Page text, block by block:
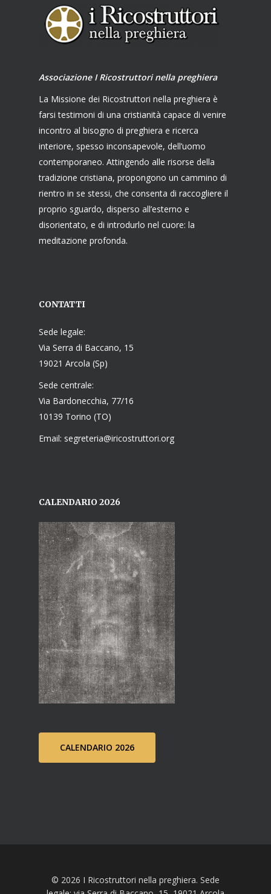
Associazione I Ricostruttori nella preghiera
La Missione dei Ricostruttori nella preghiera è
farsi testimoni di una cristianità capace di venire
incontro al bisogno di preghiera e ricerca
interiore, spesso inconsapevole, dell’uomo
contemporaneo. Attingendo alle risorse della
tradizione cristiana, propongono un cammino di
rientro in se stessi, che consenta di raccogliere il
proprio sguardo, disperso all’esterno e
disorientato, e di introdurlo nel cuore: la
meditazione profonda.
CONTATTI
Sede legale:
Via Serra di Baccano, 15
19021 Arcola (Sp)
Sede centrale:
Via Bardonecchia, 77/16
10139 Torino (TO)
Email: segreteria@iricostruttori.org
CALENDARIO 2026
CALENDARIO 2026
© 2026 I Ricostruttori nella preghiera. Sede